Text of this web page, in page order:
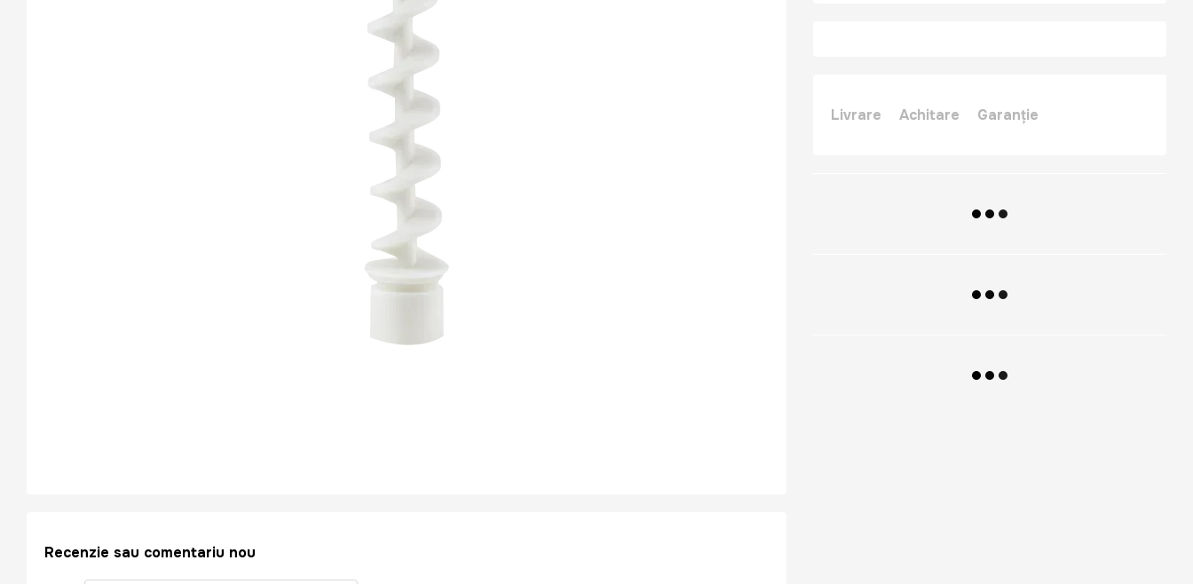
Livrare Achitare Garanție
Recenzie sau comentariu nou